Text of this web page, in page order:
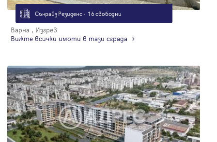
Сънрайз Резиденс - 16 свободни
Варна , Изгрев
Вижте всички имоти в тази сграда